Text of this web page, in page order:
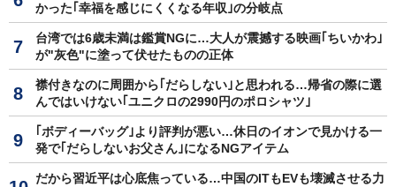
かった｢幸福を感じにくくなる年収｣の分岐点
台湾では6歳未満は鑑賞NGに…大人が震撼する映画｢ちいかわ｣
が"灰色"に塗って伏せたものの正体
襟付きなのに周囲から｢だらしない｣と思われる…帰省の際に選
んではいけない｢ユニクロの2990円のポロシャツ｣
｢ボディーバッグ｣より評判が悪い…休日のイオンで見かける一
発で｢だらしないお父さん｣になるNGアイテム
だから習近平は心底焦っている…中国のITもEVも壊滅させる力